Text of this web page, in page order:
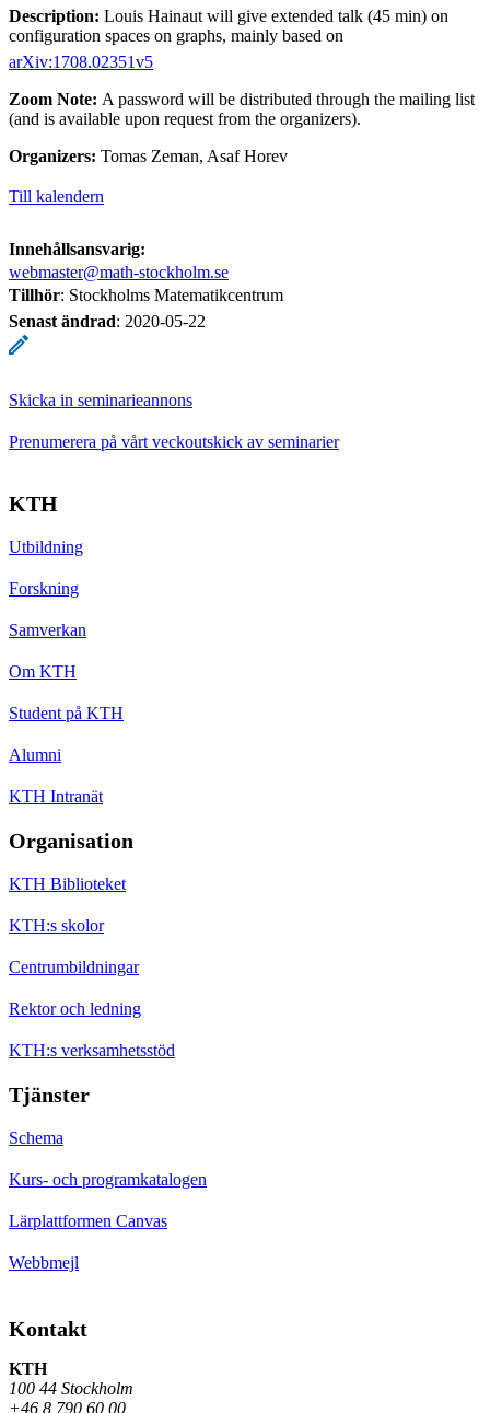
Description: Louis Hainaut will give extended talk (45 min) on
configuration spaces on graphs, mainly based on
arXiv:1708.02351v5
Zoom Note: A password will be distributed through the mailing list
(and is available upon request from the organizers).
Organizers: Tomas Zeman, Asaf Horev
Till kalendern
Innehållsansvarig:
webmaster@math-stockholm.se
Tillhör: Stockholms Matematikcentrum
Senast ändrad: 2020-05-22
Skicka in seminarieannons
Prenumerera på vårt veckoutskick av seminarier
KTH
Utbildning
Forskning
Samverkan
Om KTH
Student på KTH
Alumni
KTH Intranät
Organisation
KTH Biblioteket
KTH:s skolor
Centrumbildningar
Rektor och ledning
KTH:s verksamhetsstöd
Tjänster
Schema
Kurs- och programkatalogen
Lärplattformen Canvas
Webbmejl
Kontakt
KTH
100 44 Stockholm
+46 8 790 60 00